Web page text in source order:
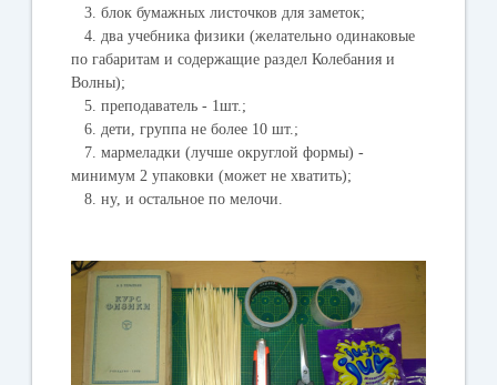
3. блок бумажных листочков для заметок;
4. два учебника физики (желательно одинаковые
по габаритам и содержащие раздел Колебания и
Волны);
5. преподаватель - 1шт.;
6. дети, группа не более 10 шт.;
7. мармеладки (лучше округлой формы) -
минимум 2 упаковки (может не хватить);
8. ну, и остальное по мелочи.